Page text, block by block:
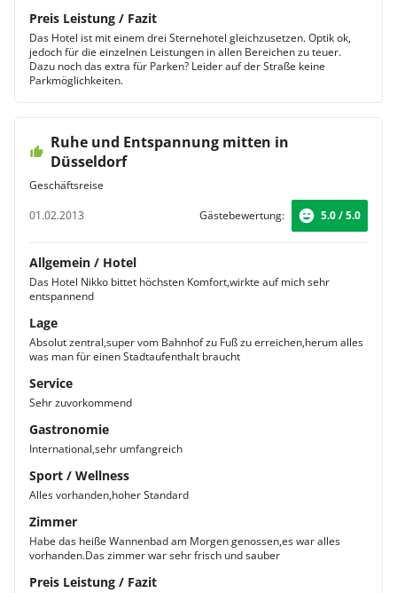
Preis Leistung / Fazit
Das Hotel ist mit einem drei Sternehotel gleichzusetzen. Optik ok,
jedoch für die einzelnen Leistungen in allen Bereichen zu teuer.
Dazu noch das extra für Parken? Leider auf der Straße keine
Parkmöglichkeiten.
Ruhe und Entspannung mitten in
Düsseldorf
Geschäftsreise
01.02.2013
Gästebewertung: 5.0 / 5.0
Allgemein / Hotel
Das Hotel Nikko bittet höchsten Komfort,wirkte auf mich sehr
entspannend
Lage
Absolut zentral,super vom Bahnhof zu Fuß zu erreichen,herum alles
was man für einen Stadtaufenthalt braucht
Service
Sehr zuvorkommend
Gastronomie
International,sehr umfangreich
Sport / Wellness
Alles vorhanden,hoher Standard
Zimmer
Habe das heiße Wannenbad am Morgen genossen,es war alles
vorhanden.Das zimmer war sehr frisch und sauber
Preis Leistung / Fazit